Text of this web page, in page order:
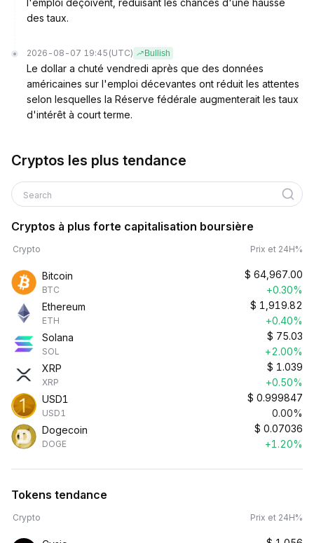
l'emploi déçoivent, réduisant les chances d'une hausse
des taux.
2026-08-07 19:45 (UTC) Bullish
Le dollar a chuté vendredi après que des données
américaines sur l'emploi décevantes ont réduit les attentes
selon lesquelles la Réserve fédérale augmenterait les taux
d'intérêt à court terme.
Cryptos les plus tendance
Search
Cryptos à plus forte capitalisation boursière
Crypto Prix et 24H%
Bitcoin
BTC
$ 64,967.00
+0.30%
Ethereum
ETH
$ 1,919.82
+0.40%
Solana
SOL
$ 75.03
+2.00%
XRP
XRP
$ 1.039
+0.50%
USD1
USD1
$ 0.999847
0.00%
Dogecoin
DOGE
$ 0.07036
+1.20%
Tokens tendance
Crypto Prix et 24H%